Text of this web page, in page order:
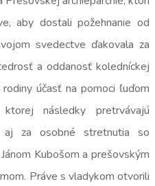
aby dostali požehnanie od
svedectve ďakovala za
a oddanosť koledníckej
účasť na pomoci ľuďom
následky pretrvávajú
aj za osobné stretnutia so
Kubošom a prešovským
Práve s vladykom otvorili